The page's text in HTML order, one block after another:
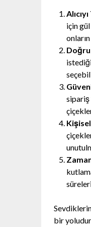
için
Doğru
sipariş
bir